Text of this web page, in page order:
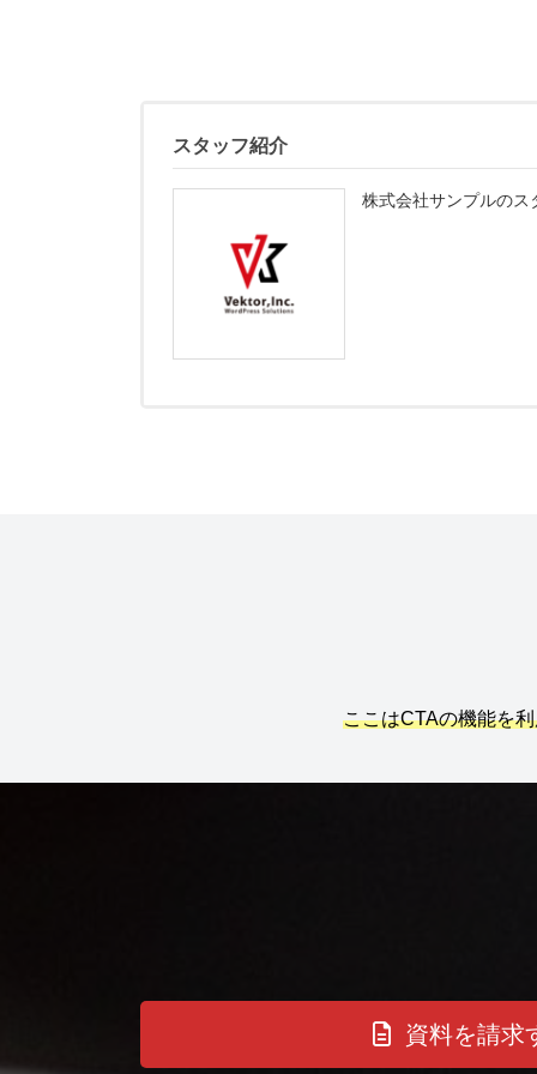
スタッフ紹介
株式会社サンプルのス
ここはCTAの機能を
資料を請求